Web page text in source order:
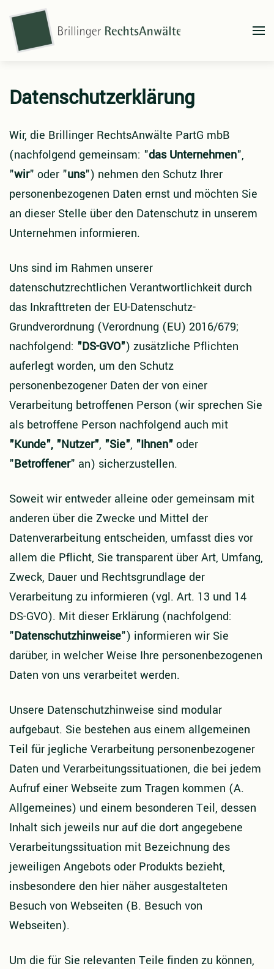
Zum Hauptinhalt springen
Datenschutzerklärung
Wir, die Brillinger RechtsAnwälte PartG mbB
(nachfolgend gemeinsam: "das Unternehmen",
"wir" oder "uns") nehmen den Schutz Ihrer
personenbezogenen Daten ernst und möchten Sie
an dieser Stelle über den Datenschutz in unserem
Unternehmen informieren.
Uns sind im Rahmen unserer
datenschutzrechtlichen Verantwortlichkeit durch
das Inkrafttreten der EU-Datenschutz-
Grundverordnung (Verordnung (EU) 2016/679;
nachfolgend: "DS-GVO") zusätzliche Pflichten
auferlegt worden, um den Schutz
personenbezogener Daten der von einer
Verarbeitung betroffenen Person (wir sprechen Sie
als betroffene Person nachfolgend auch mit
"Kunde", "Nutzer", "Sie", "Ihnen"oder
"Betroffener" an) sicherzustellen.
Soweit wir entweder alleine oder gemeinsam mit
anderen über die Zwecke und Mittel der
Datenverarbeitung entscheiden, umfasst dies vor
allem die Pflicht, Sie transparent über Art, Umfang,
Zweck, Dauer und Rechtsgrundlage der
Verarbeitung zu informieren (vgl. Art. 13 und 14
DS-GVO). Mit dieser Erklärung (nachfolgend:
"Datenschutzhinweise") informieren wir Sie
darüber, in welcher Weise Ihre personenbezogenen
Daten von uns verarbeitet werden.
Unsere Datenschutzhinweise sind modular
aufgebaut. Sie bestehen aus einem allgemeinen
Teil für jegliche Verarbeitung personenbezogener
Daten und Verarbeitungssituationen, die bei jedem
Aufruf einer Webseite zum Tragen kommen (A.
Allgemeines) und einem besonderen Teil, dessen
Inhalt sich jeweils nur auf die dort angegebene
Verarbeitungssituation mit Bezeichnung des
jeweiligen Angebots oder Produkts bezieht,
insbesondere den hier näher ausgestalteten
Besuch von Webseiten (B. Besuch von
Webseiten).
Um die für Sie relevanten Teile finden zu können,